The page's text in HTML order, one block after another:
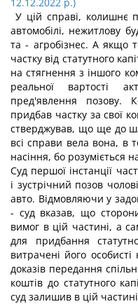
У цій справі, колишнє
автомобілі, нежитлову
та - агробізнес. А якщо
частку від статутного
на стягнення з іншого
реальної вартості
пред'явлення позову.
придбав частку за свої
стверджував, що ще до
всі справи вела вона, в
насіння, бо розуміється
Суд першої інстанції
і зустрічний позов
авто. Відмовляючи у
- суд вказав, що
вимог в цій частині, а
для придбання
витрачені його
доказів передання
коштів до статутного
суд залишив в цій